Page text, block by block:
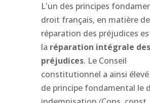
L'un des principes
droit français, en matière de
réparation des préjudices
la réparation intégrale des
préjudices. Le Conseil
constitutionnel a ainsi
de principe fondamental le